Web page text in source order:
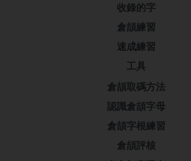
收錄的字
倉頡練習
速成練習
工具
倉頡取碼方法
認識倉頡字母
倉頡字根練習
倉頡評核